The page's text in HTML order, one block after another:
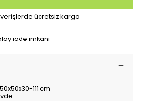
ücretsiz kargo
iade imkanı
50x50x30-111 cm